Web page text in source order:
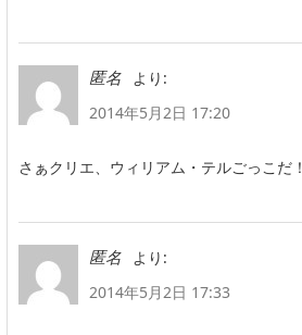
匿名
より:
2014年5月2日 17:20
さぁクリエ、ウィリアム・テルごっこだ！
匿名
より:
2014年5月2日 17:33